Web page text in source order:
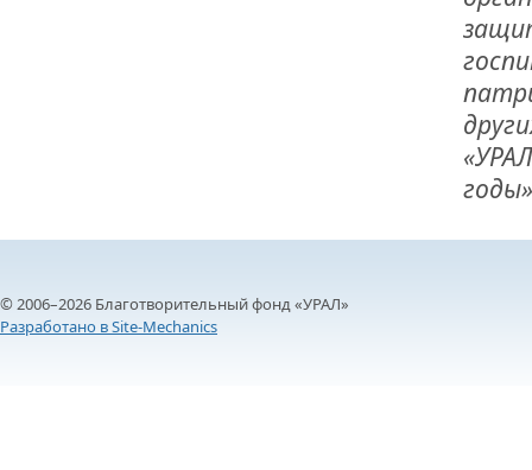
© 2006–2026 Благотворительный фонд «УРАЛ»
Разработано в Site-Mechanics